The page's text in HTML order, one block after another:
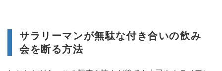
サラリーマンが無駄な付き合いの飲み
会を断る方法